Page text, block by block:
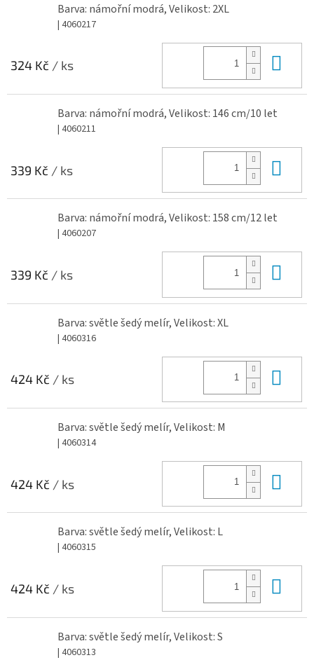
Barva: námořní modrá, Velikost: 2XL
| 4060217
324 Kč / ks
Barva: námořní modrá, Velikost: 146 cm/10 let
| 4060211
339 Kč / ks
Barva: námořní modrá, Velikost: 158 cm/12 let
| 4060207
339 Kč / ks
Barva: světle šedý melír, Velikost: XL
| 4060316
424 Kč / ks
Barva: světle šedý melír, Velikost: M
| 4060314
424 Kč / ks
Barva: světle šedý melír, Velikost: L
| 4060315
424 Kč / ks
Barva: světle šedý melír, Velikost: S
| 4060313